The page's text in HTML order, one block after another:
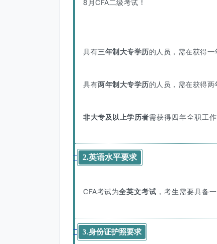
8月CFA二级考试！
具有三年制大专学历的人员，需在获得一
具有两年制大专学历的人员，需在获得两
非大专及以上学历者需获得四年全职工
2.英语水平要求
CFA考试为全英文考试 ，考生需要具备
3.身份证护照要求